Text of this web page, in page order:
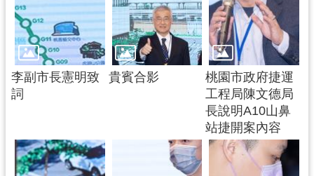
麼
去
？
李副市長憲明致
詞
貴賓合影
桃園市政府捷運
工程局陳文德局
長說明A10山鼻
站捷開案內容